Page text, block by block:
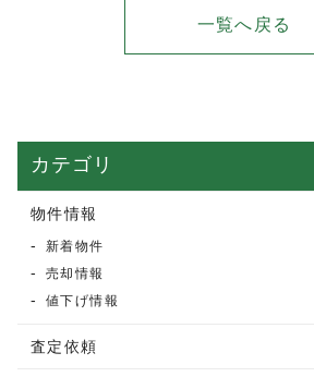
一覧へ戻る
カテゴリ
物件情報
新着物件
売却情報
値下げ情報
査定依頼